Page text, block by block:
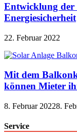
Entwicklung der
Energiesicherheit
22. Februar 2022
Mit dem
können Mieter
8. Februar 20228.
Service